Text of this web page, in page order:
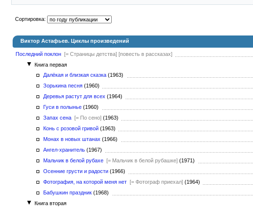
Сортировка:
Виктор Астафьев. Циклы произведений
Последний поклон [= Страницы детства] [повесть в рассказах]
Книга первая
Далёкая и близкая сказка (1963)
Зорькина песня (1960)
Деревья растут для всех (1964)
Гуси в полынье (1960)
Запах сена [= По сено] (1963)
Конь с розовой гривой (1963)
Монах в новых штанах (1966)
Ангел-хранитель (1967)
Мальчик в белой рубахе [= Мальчик в белой рубашке] (1971)
Осенние грусти и радости (1966)
Фотография, на которой меня нет [= Фотограф приехал] (1964)
Бабушкин праздник (1968)
Книга вторая